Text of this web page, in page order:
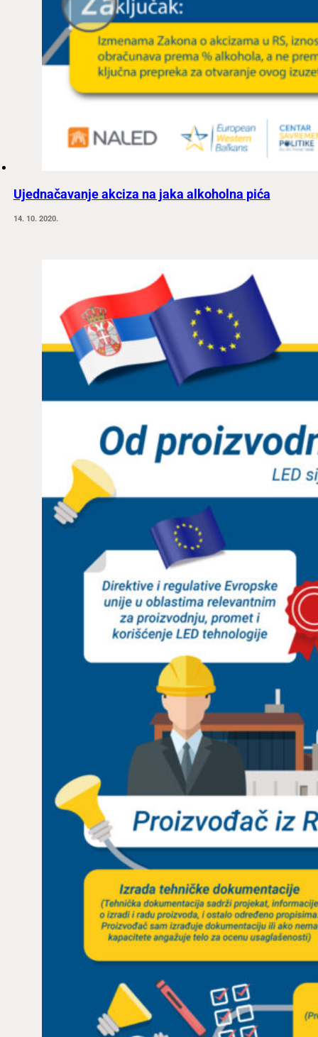
Ujednačavanje akciza na jaka alkoholna pića
14. 10. 2020.